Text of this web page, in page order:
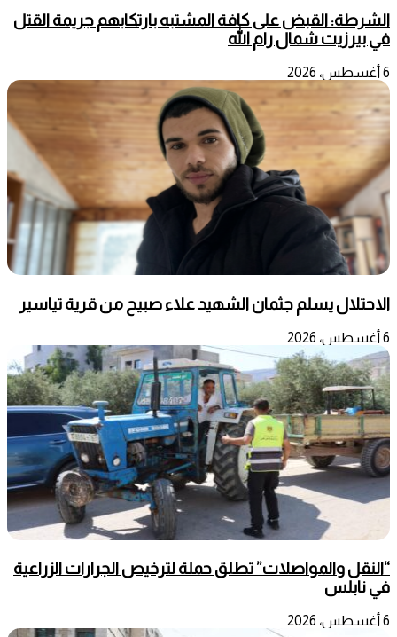
الشرطة: القبض على كافة المشتبه بارتكابهم جريمة القتل
في بيرزيت شمال رام الله
6 أغسطس، 2026
الاحتلال يسلم جثمان الشهيد علاء صبيح من قرية تياسير
6 أغسطس، 2026
“النقل والمواصلات” تطلق حملة لترخيص الجرارات الزراعية
في نابلس
6 أغسطس، 2026